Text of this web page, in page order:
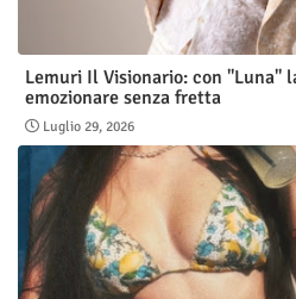
Lemuri Il Visionario: con "Luna"
emozionare senza fretta
Luglio 29, 2026